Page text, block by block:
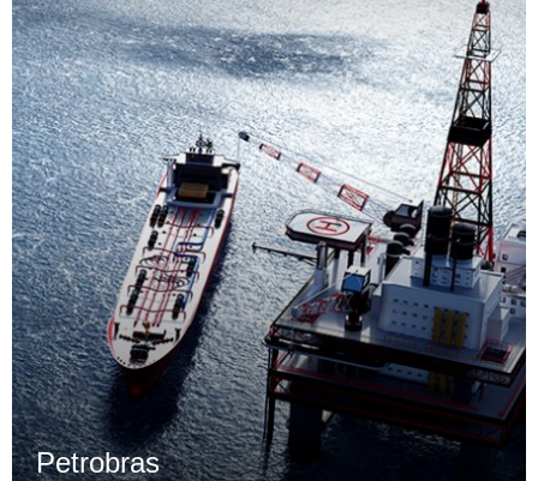
Petrobras